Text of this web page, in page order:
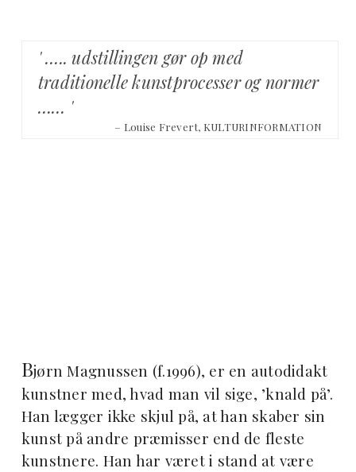
' ….. udstillingen gør op med
traditionelle kunstprocesser og normer
…… '
– Louise Frevert, KULTURINFORMATION
Bjørn Magnussen (f.1996), er en autodidakt
kunstner med, hvad man vil sige, ’knald på’.
Han lægger ikke skjul på, at han skaber sin
kunst på andre præmisser end de fleste
kunstnere. Han har været i stand at være